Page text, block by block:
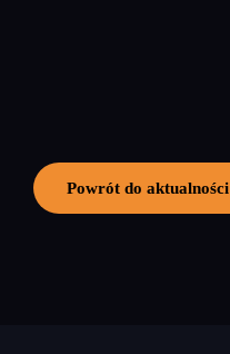
Powrót do aktualności